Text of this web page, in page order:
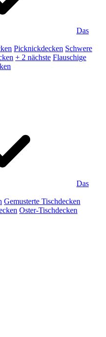
Das
Picknickdecken Schwere
+ 2 nächste Flauschige
Das
Gemusterte Tischdecken
Oster-Tischdecken